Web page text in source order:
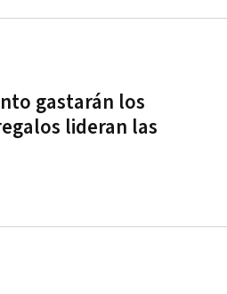
gastarán los
lideran las